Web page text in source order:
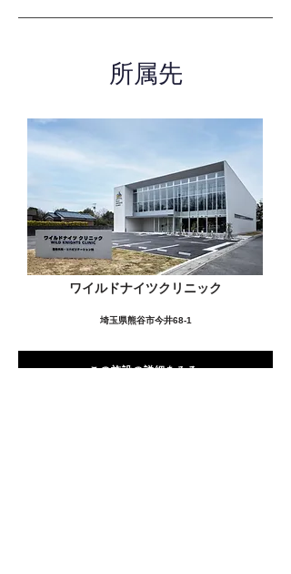
所属先
ワイルドナイツクリニック
埼玉県熊谷市今井68-1
この施設の詳細をみる